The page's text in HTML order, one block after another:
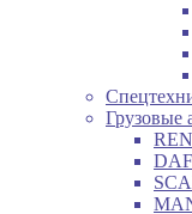
Грузовые
DAF